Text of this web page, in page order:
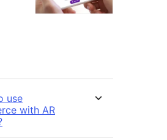
use
with AR